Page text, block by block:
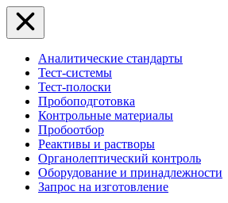
Аналитические стандарты
Тест-системы
Тест-полоски
Пробоподготовка
Контрольные материалы
Пробоотбор
Реактивы и растворы
Органолептический контроль
Оборудование и принадлежности
Запрос на изготовление